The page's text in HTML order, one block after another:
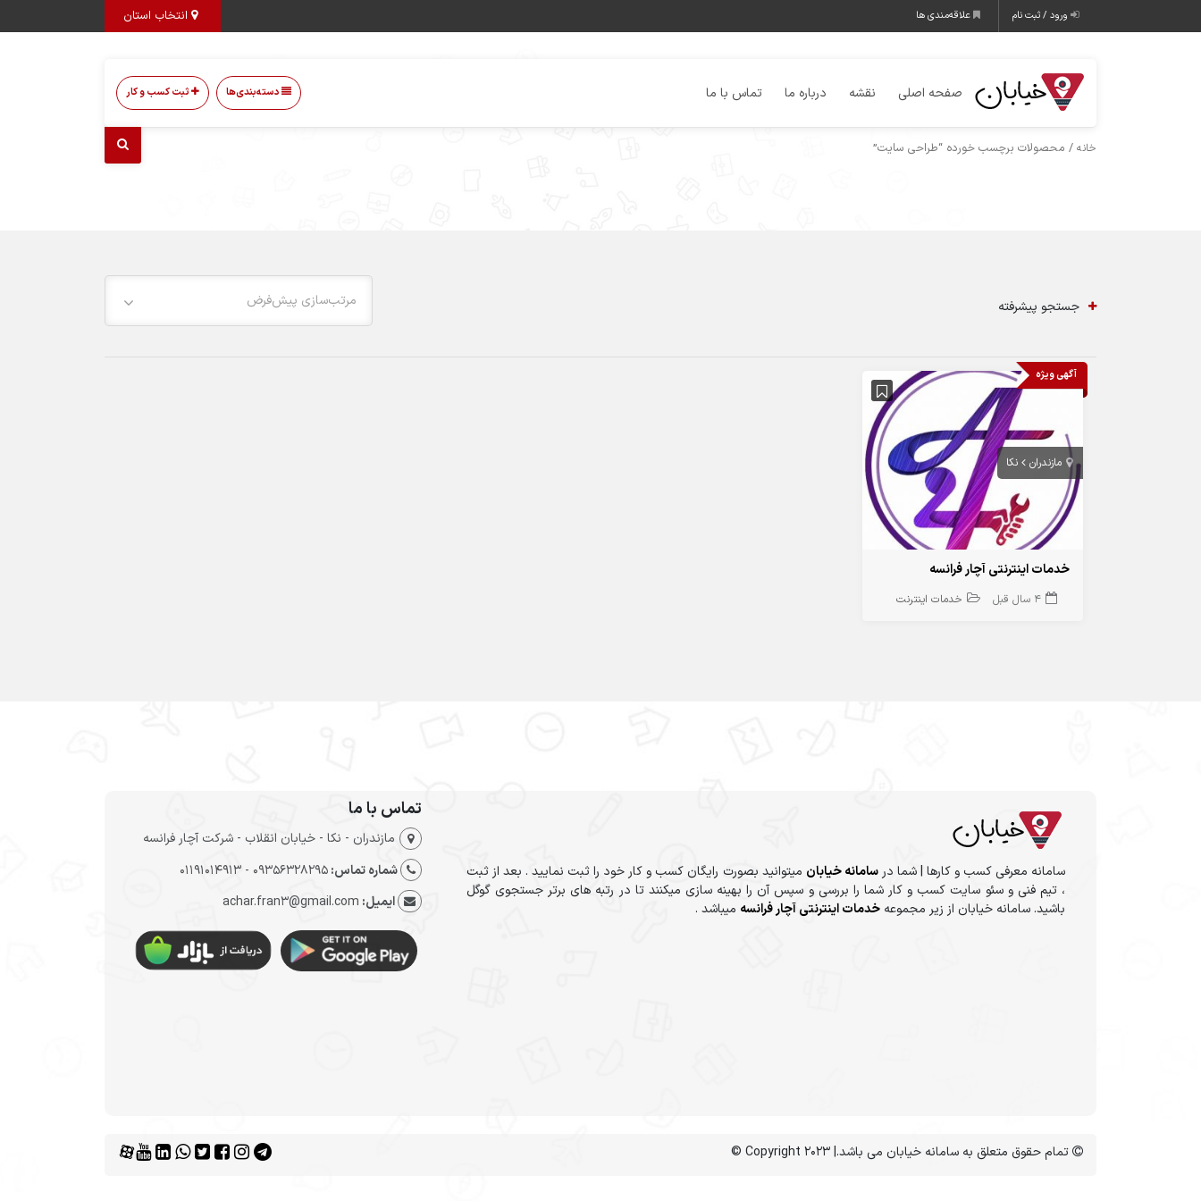
ورود / ثبت نام علاقه‌مندی ها
صفحه اصلی نقشه درباره ما تماس با ما دسته‌بندی‌ها ثبت کسب و کار
خانه / محصولات برچسب خورده “طراحی سایت”
مرتب‌سازی پیش‌فرض جستجو پیشرفته
آگهی ویژه
مازندران نکا
خدمات اینترنتی آچار فرانسه
4 سال قبل خدمات اینترنت
سامانه معرفی کسب و کارها | شما درسامانه خیابان میتوانید بصورت رایگان کسب و کار خود را ثبت نمایید . بعد از ثبت
، تیم فنی و سئو سایت کسب و کار شما را بررسی و سپس آن را بهینه سازی میکنند تا در رتبه های برتر جستجوی گوگل
باشید. سامانه خیابان از زیر مجموعه خدمات اینترنتی آچار فرانسه میباشد .
تماس با ما
مازندران - نکا - خیابان انقلاب - شرکت آچار فرانسه
شماره تماس:09356328295 - 01191014913
ایمیل: achar.fran3@gmail.com
تمام حقوق متعلق به سامانه خیابان می باشد.| Copyright 2023 ©